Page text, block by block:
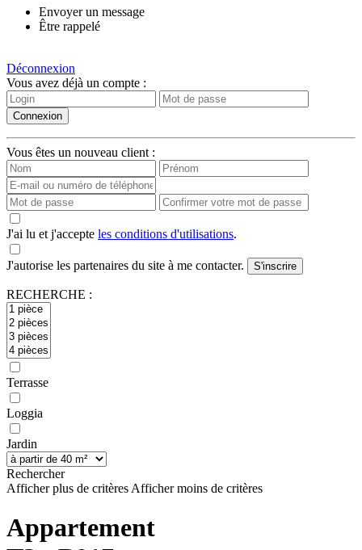
Envoyer un message
Être rappelé
Déconnexion
Vous avez déjà un compte :
Vous êtes un nouveau client :
J'ai lu et j'accepte les conditions d'utilisations.
J'autorise les partenaires du site à me contacter.
RECHERCHE :
Terrasse
Loggia
Jardin
Rechercher
Afficher plus de critères Afficher moins de critères
Appartement